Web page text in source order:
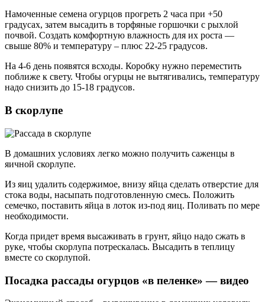
Намоченные семена огурцов прогреть 2 часа при +50
градусах, затем высадить в торфяные горшочки с рыхлой
почвой. Создать комфортную влажность для их роста —
свыше 80% и температуру – плюс 22-25 градусов.
На 4-6 день появятся всходы. Коробку нужно переместить
поближе к свету. Чтобы огурцы не вытягивались, температуру
надо снизить до 15-18 градусов.
В скорлупе
В домашних условиях легко можно получить саженцы в
яичной скорлупе.
Из яиц удалить содержимое, внизу яйца сделать отверстие для
стока воды, насыпать подготовленную смесь. Положить
семечко, поставить яйца в лоток из-под яиц. Поливать по мере
необходимости.
Когда придет время высаживать в грунт, яйцо надо сжать в
руке, чтобы скорлупа потрескалась. Высадить в теплицу
вместе со скорлупой.
Посадка рассады огурцов «в пеленке» — видео